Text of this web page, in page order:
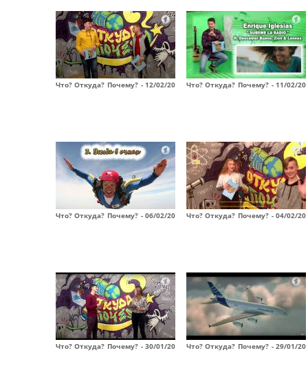
Что? Откуда? Почему? - 12/02/20 Что? Откуда? Почему? - 11/02/20
Что? Откуда? Почему? - 06/02/20 Что? Откуда? Почему? - 04/02/20
Что? Откуда? Почему? - 30/01/20 Что? Откуда? Почему? - 29/01/20